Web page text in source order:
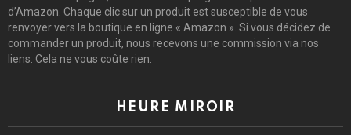
d’Amazon. Chaque clic sur un produit est susceptible de vous
renvoyer vers la boutique en ligne « Amazon ». Si vous décidez de
commander un produit, nous recevons une commission via nos
liens. Cela ne vous coûte rien.
HEURE MIROIR